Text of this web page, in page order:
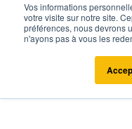
Vos informations
votre visite sur notre site.
préférences, nous devrons
n'ayons pas à vous les
Agence.immo Prix
Charente-
Estimation